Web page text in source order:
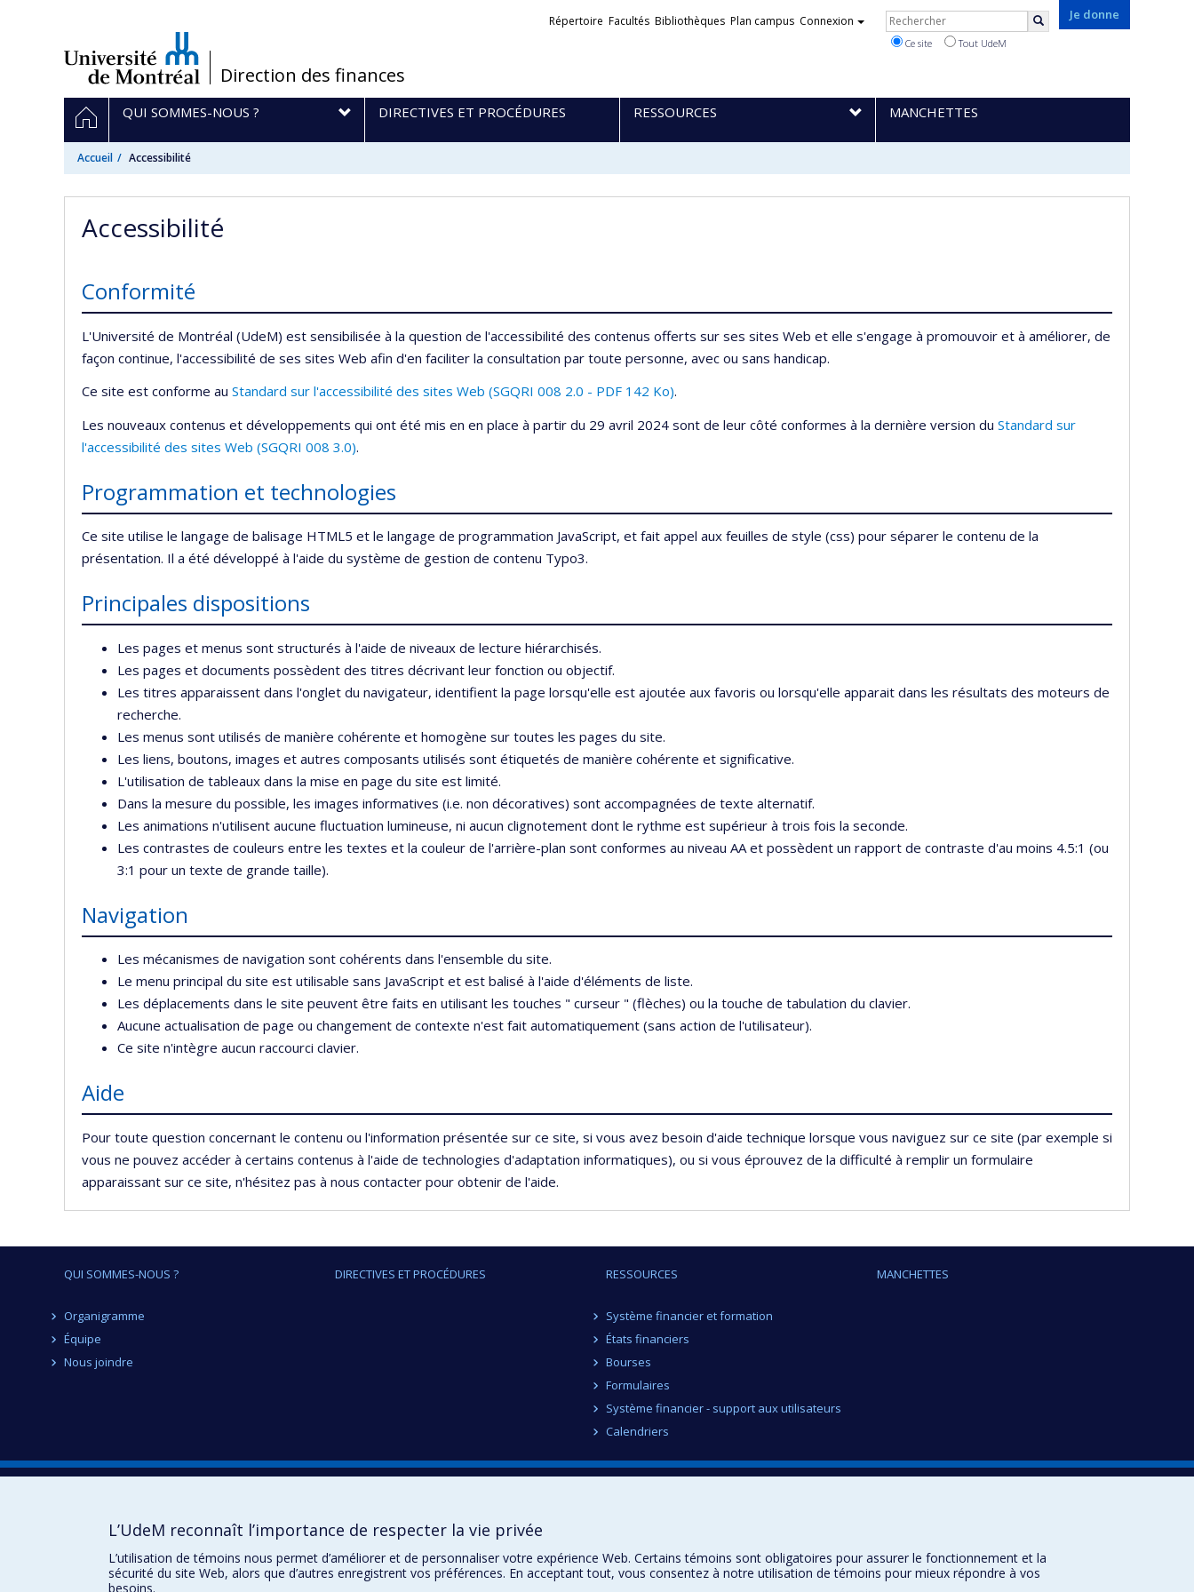
/Direction des finances
Je donne
Liens
Répertoire Facultés Bibliothèques Plan campus Connexion Rechercher
Ce site Tout UdeM
Navigation
principale
ACCUEIL
QUI SOMMES-NOUS ? DIRECTIVES ET PROCÉDURES RESSOURCES MANCHETTES
Accueil Accessibilité
Accessibilité
Conformité
L'Université de Montréal (UdeM) est sensibilisée à la question de l'accessibilité des contenus offerts sur ses sites Web et elle s'engage à promouvoir et à améliorer, de
façon continue, l'accessibilité de ses sites Web afin d'en faciliter la consultation par toute personne, avec ou sans handicap.
Ce site est conforme au Standard sur l'accessibilité des sites Web (SGQRI 008 2.0 - PDF 142 Ko).
Les nouveaux contenus et développements qui ont été mis en en place à partir du 29 avril 2024 sont de leur côté conformes à la dernière version du Standard sur
l'accessibilité des sites Web (SGQRI 008 3.0).
Programmation et technologies
Ce site utilise le langage de balisage HTML5 et le langage de programmation JavaScript, et fait appel aux feuilles de style (css) pour séparer le contenu de la
présentation. Il a été développé à l'aide du système de gestion de contenu Typo3.
Principales dispositions
Les pages et menus sont structurés à l'aide de niveaux de lecture hiérarchisés.
Les pages et documents possèdent des titres décrivant leur fonction ou objectif.
Les titres apparaissent dans l'onglet du navigateur, identifient la page lorsqu'elle est ajoutée aux favoris ou lorsqu'elle apparait dans les résultats des moteurs de
recherche.
Les menus sont utilisés de manière cohérente et homogène sur toutes les pages du site.
Les liens, boutons, images et autres composants utilisés sont étiquetés de manière cohérente et significative.
L'utilisation de tableaux dans la mise en page du site est limité.
Dans la mesure du possible, les images informatives (i.e. non décoratives) sont accompagnées de texte alternatif.
Les animations n'utilisent aucune fluctuation lumineuse, ni aucun clignotement dont le rythme est supérieur à trois fois la seconde.
Les contrastes de couleurs entre les textes et la couleur de l'arrière-plan sont conformes au niveau AA et possèdent un rapport de contraste d'au moins 4.5:1 (ou
3:1 pour un texte de grande taille).
Navigation
Les mécanismes de navigation sont cohérents dans l'ensemble du site.
Le menu principal du site est utilisable sans JavaScript et est balisé à l'aide d'éléments de liste.
Les déplacements dans le site peuvent être faits en utilisant les touches " curseur " (flèches) ou la touche de tabulation du clavier.
Aucune actualisation de page ou changement de contexte n'est fait automatiquement (sans action de l'utilisateur).
Ce site n'intègre aucun raccourci clavier.
Aide
Pour toute question concernant le contenu ou l'information présentée sur ce site, si vous avez besoin d'aide technique lorsque vous naviguez sur ce site (par exemple si
vous ne pouvez accéder à certains contenus à l'aide de technologies d'adaptation informatiques), ou si vous éprouvez de la difficulté à remplir un formulaire
apparaissant sur ce site, n'hésitez pas à nous contacter pour obtenir de l'aide.
QUI SOMMES-NOUS ?
Organigramme
Équipe
Nous joindre
DIRECTIVES ET PROCÉDURES RESSOURCES
Système financier et formation
États financiers
Bourses
Formulaires
Système financier - support aux utilisateurs
Calendriers
MANCHETTES
Montréal QCL’UdeM reconnaît l’importance de respecter la vie privée
L’utilisation de témoins nous permet d’améliorer et de personnaliser votre expérience Web. Certains témoins sont obligatoires pour assurer le fonctionnement et la
sécurité du site Web, alors que d’autres enregistrent vos préférences. En acceptant tout, vous consentez à notre utilisation de témoins pour mieux répondre à vos
besoins.